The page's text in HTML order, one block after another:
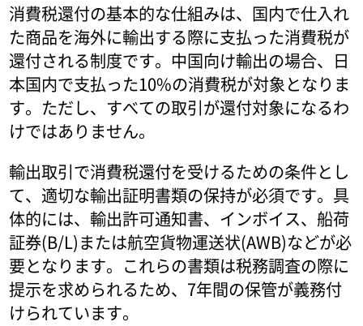
消費税還付の基本的な仕組みは、国内で仕入れ
た商品を海外に輸出する際に支払った消費税が
還付される制度です。中国向け輸出の場合、日
本国内で支払った10%の消費税が対象となりま
す。ただし、すべての取引が還付対象になるわ
けではありません。
輸出取引で消費税還付を受けるための条件とし
て、適切な輸出証明書類の保持が必須です。具
体的には、輸出許可通知書、インボイス、船荷
証券(B/L)または航空貨物運送状(AWB)などが必
要となります。これらの書類は税務調査の際に
提示を求められるため、7年間の保管が義務付
けられています。